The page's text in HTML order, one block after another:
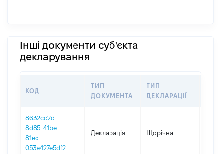
Інші документи суб'єкта
декларування
КОД
ТИП
ДОКУМЕНТА
ТИП
ДЕКЛАРАЦІЇ
8632cc2d-
8d85-41be-
81ec-
053e427e5df2
Декларація Щорічна